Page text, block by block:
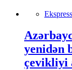
yenidən
çevikliyi